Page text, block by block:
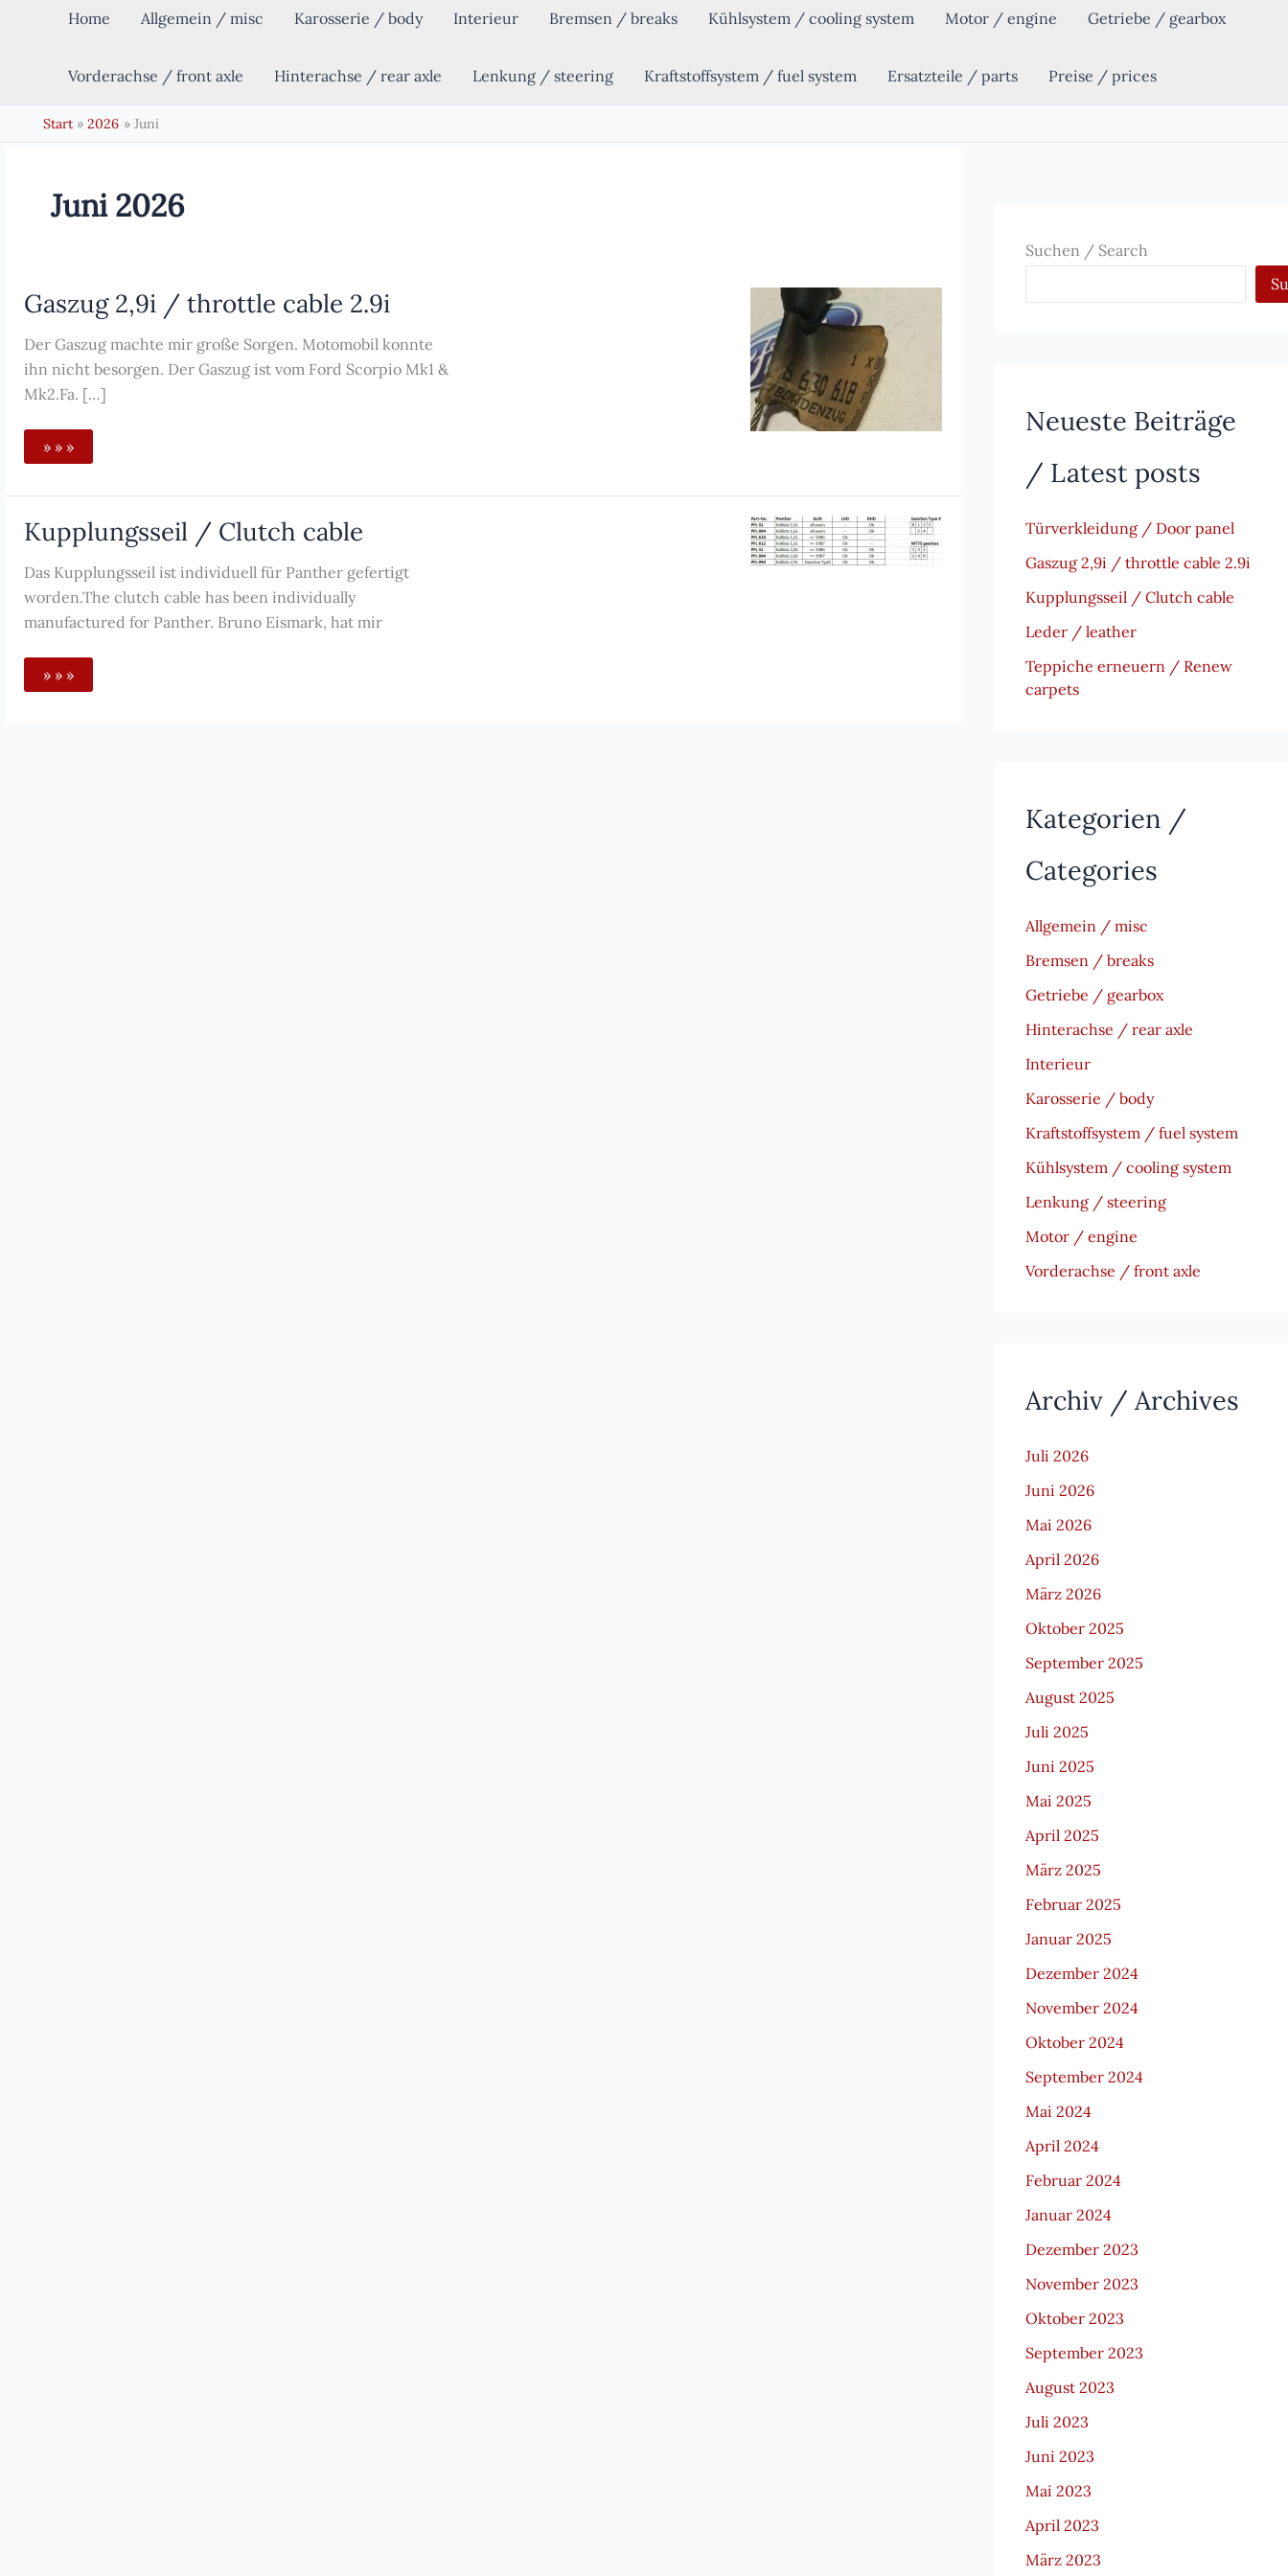
Home Allgemein / misc Karosserie / body Interieur Bremsen / breaks Kühlsystem / cooling system Motor / engine Getriebe / gearbox
Vorderachse / front axle Hinterachse / rear axle Lenkung / steering Kraftstoffsystem / fuel system Ersatzteile / parts Preise / prices
Start 2026 Juni
Juni 2026
Gaszug 2,9i / throttle cable 2.9i
Der Gaszug machte mir große Sorgen. Motomobil konnte
ihn nicht besorgen. Der Gaszug ist vom Ford Scorpio Mk1 &
Mk2.Fa. […]
Gaszug
2,9i
throttle
2.9i
» » »
Kupplungsseil / Clutch cable
Das Kupplungsseil ist individuell für Panther gefertigt
worden.The clutch cable has been individually
manufactured for Panther. Bruno Eismark, hat mir
Kupplungsseil
/
» » »
Suchen / Search
Neueste Beiträge
/ Latest posts
Türverkleidung / Door panel
Gaszug 2,9i / throttle cable 2.9i
Kupplungsseil / Clutch cable
Leder / leather
Teppiche erneuern / Renew
carpets
Kategorien /
Categories
Allgemein / misc
Bremsen / breaks
Getriebe / gearbox
Hinterachse / rear axle
Interieur
Karosserie / body
Kraftstoffsystem / fuel system
Kühlsystem / cooling system
Lenkung / steering
Motor / engine
Vorderachse / front axle
Archiv / Archives
Juli 2026
Juni 2026
Mai 2026
April 2026
März 2026
Oktober 2025
September 2025
August 2025
Juli 2025
Juni 2025
Mai 2025
April 2025
März 2025
Februar 2025
Januar 2025
Dezember 2024
November 2024
Oktober 2024
September 2024
Mai 2024
April 2024
Februar 2024
Januar 2024
Dezember 2023
November 2023
Oktober 2023
September 2023
August 2023
Juli 2023
Juni 2023
Mai 2023
April 2023
März 2023